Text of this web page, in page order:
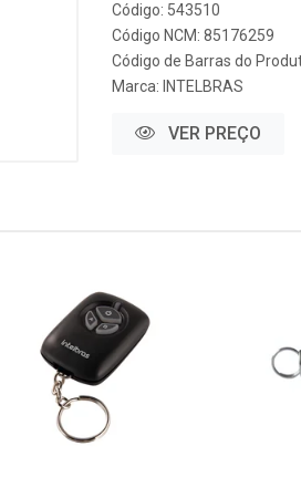
Código: 543510
Código NCM: 85176259
Código de Barras do
Marca: INTELBRAS
VER PREÇO